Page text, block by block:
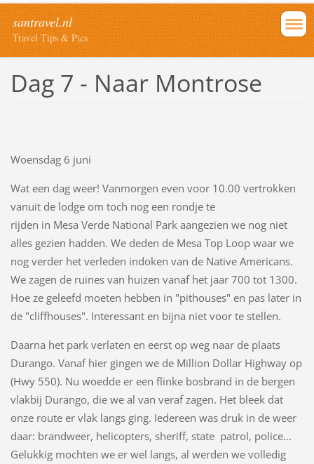
santravel.nl
Travel Tips & Pics
Dag 7 - Naar Montrose
Woensdag 6 juni
Wat een dag weer! Vanmorgen even voor 10.00 vertrokken
vanuit de lodge om toch nog een rondje te
rijden in Mesa Verde National Park aangezien we nog niet
alles gezien hadden. We deden de Mesa Top Loop waar we
nog verder het verleden indoken van de Native Americans.
We zagen de ruines van huizen vanaf het jaar 700 tot 1300.
Hoe ze geleefd moeten hebben in "pithouses" en pas later in
de "cliffhouses". Interessant en bijna niet voor te stellen.
Daarna het park verlaten en eerst op weg naar de plaats
Durango. Vanaf hier gingen we de Million Dollar Highway op
(Hwy 550). Nu woedde er een flinke bosbrand in de bergen
vlakbij Durango, die we al van veraf zagen. Het bleek dat
onze route er vlak langs ging. Iedereen was druk in de weer
daar: brandweer, helicopters, sheriff, state patrol, police...
Gelukkig mochten we er wel langs, al werden we volledig